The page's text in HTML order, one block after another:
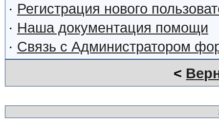
· Регистрация нового
· Наша документация помощи
· Связь с Администратором
<